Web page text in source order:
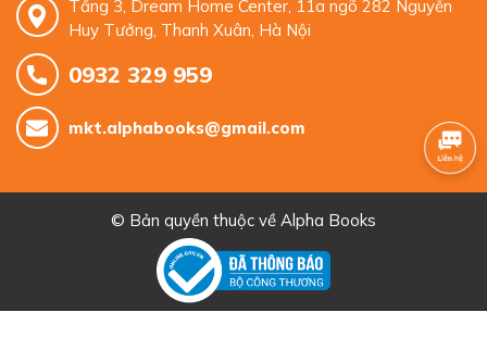
Tầng 3, Dream Home Center, 11a ngõ 282 Nguyễn
Huy Tưởng, Thanh Xuân, Hà Nội
0932 329 959
mkt.alphabooks@gmail.com
© Bản quyền thuộc về Alpha Books